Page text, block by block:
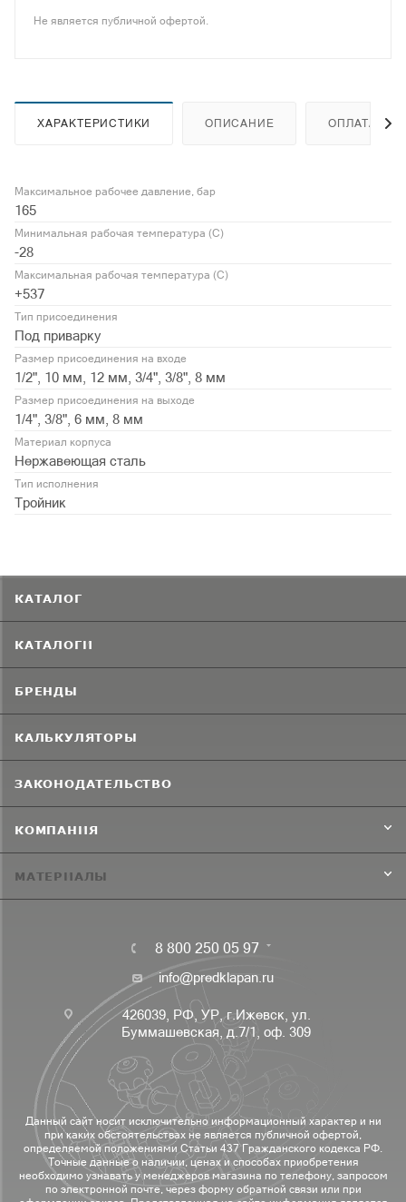
Не является публичной офертой.
ХАРАКТЕРИСТИКИ ОПИСАНИЕ ОПЛАТА
Максимальное рабочее давление, бар
165
Минимальная рабочая температура (С)
-28
Максимальная рабочая температура (С)
+537
Тип присоединения
Под приварку
Размер присоединения на входе
1/2", 10 мм, 12 мм, 3/4", 3/8", 8 мм
Размер присоединения на выходе
1/4", 3/8", 6 мм, 8 мм
Материал корпуса
Нержавеющая сталь
Тип исполнения
Тройник
КАТАЛОГ
КАТАЛОГИ
БРЕНДЫ
КАЛЬКУЛЯТОРЫ
ЗАКОНОДАТЕЛЬСТВО
КОМПАНИЯ
МАТЕРИАЛЫ
8 800 250 05 97
info@predklapan.ru
426039, РФ, УР, г.Ижевск, ул.
Буммашевская, д.7/1, оф. 309
Данный сайт носит исключительно информационный характер и ни
при каких обстоятельствах не является публичной офертой,
определяемой положениями Статьи 437 Гражданского кодекса РФ.
Точные данные о наличии, ценах и способах приобретения
необходимо узнавать у менеджеров магазина по телефону, запросом
по электронной почте, через форму обратной связи или при